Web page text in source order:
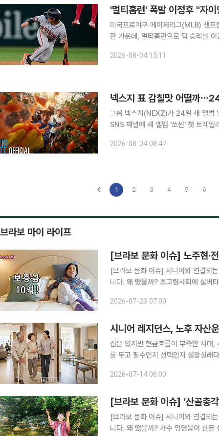
'멀티홈런' 폭발 이정후 "자
미국프로야구 메이저리그(MLB) 샌
한 가운데, 멀티홈런으로 팀 승리를
2026-08-04 15:11
넥스지 표 감칠맛 어떨까
그룹 넥스지(NEXZ)가 24일 새 앨범 '쏘씬
SNS 채널에 새 앨범 '쏘씬' 첫 트레일러 영상을 공개했다. 공개
수확물을 한 손에 꽉 쥐고 터트린다.
2026-08-04 08:47
1 2 3 4 5 6
브라보 마이 라이프
[브라보 문화 이슈] 노주현·
[브라보 문화 이슈] 시니어와 연결되
니다. 왜 떴을까? 초고령사회에 실버타운을 향한 관심이 높아지는 가운데, 실버타운을 조명하는 미
더 클래식 500을 소개했다. 두 곳 모
2026-07-23 07:00
시니어 레지던스, 노후 자산
집은 있지만 현금흐름이 부족한 시대
를 두고 필수인지 선택인지 설왕설래
령층과 1인 고령가구도 함께 증가하
2026-07-14 06:00
[브라보 문화 이슈] ‘산골총
[브라보 문화 이슈] 시니어와 연결되
니다. 왜 떴을까? 가수 임영웅이 산골 생활에 나섰다. 지난 23일 첫 방송된 SBS 예능 ‘산골총각 영